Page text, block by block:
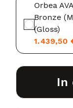
Orbea
Bronze
(Gloss)
1.439,50
In